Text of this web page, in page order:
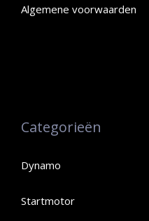
Algemene voorwaarden
Categorieën
Dynamo
Startmotor